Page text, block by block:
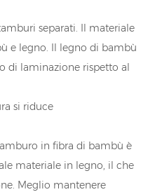
separati. Il materiale
e legno. Il legno di bambù
di laminazione rispetto al
si riduce
in fibra di bambù è
materiale in legno, il che
Meglio mantenere